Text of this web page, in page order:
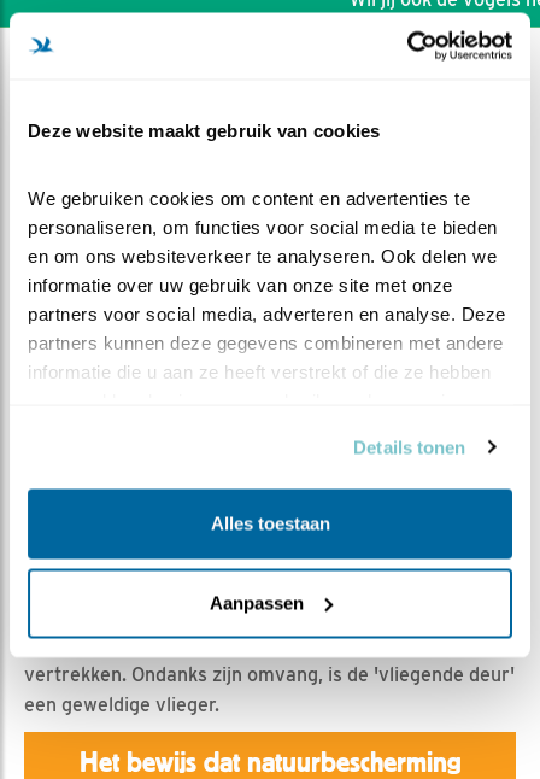
Deze website maakt gebruik van cookies
We gebruiken cookies om content en advertenties te
personaliseren, om functies voor social media te bieden
en om ons websiteverkeer te analyseren. Ook delen we
informatie over uw gebruik van onze site met onze
partners voor social media, adverteren en analyse. Deze
partners kunnen deze gegevens combineren met andere
informatie die u aan ze heeft verstrekt of die ze hebben
Details tonen
Alles toestaan
Aanpassen
Geweldige vliegers
19:22 |
Vind ik leuk| Bewaar dit filmpje|
808x
Er gebeurt helaas weinig op het nest, daarom een
compilatie van meerdere fraaie landingen en
vertrekken. Ondanks zijn omvang, is de 'vliegende deur'
een geweldige vlieger.
Het bewijs dat natuurbescherming